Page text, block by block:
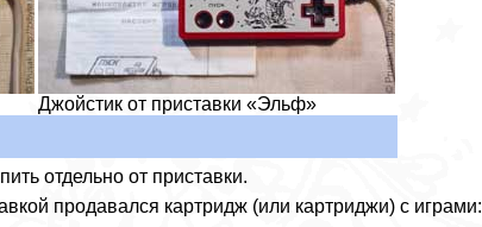
Джойстик от приставки «Эльф»
отдельно от приставки.
продавался картридж (или картриджи) с играми: